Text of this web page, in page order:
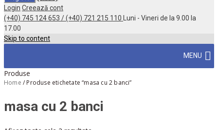
Login Creează cont
(+40) 745 124 653 / (+40) 721 215 110
Luni - Vineri de la 9.00 la
17.00
Skip to content
MENU
Produse
Home / Produse etichetate “masa cu 2 banci”
masa cu 2 banci